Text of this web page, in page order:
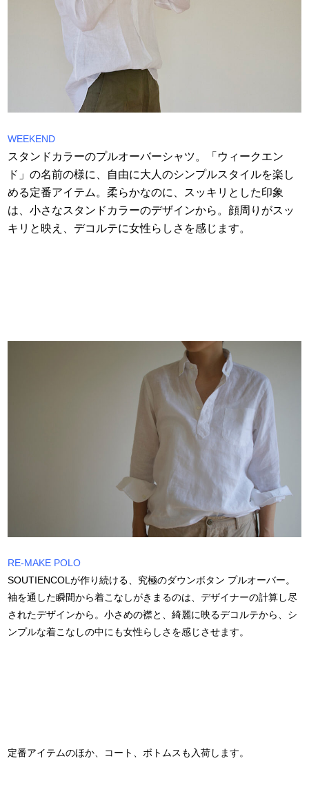
WEEKEND
スタンドカラーのプルオーバーシャツ。「ウィークエン
ド」の名前の様に、自由に大人のシンプルスタイルを楽し
める定番アイテム。柔らかなのに、スッキリとした印象
は、小さなスタンドカラーのデザインから。顔周りがスッ
キリと映え、デコルテに女性らしさを感じます。
RE-MAKE POLO
SOUTIENCOLが作り続ける、究極のダウンボタン プルオーバー。
袖を通した瞬間から着こなしがきまるのは、デザイナーの計算し尽
されたデザインから。小さめの襟と、綺麗に映るデコルテから、シ
ンプルな着こなしの中にも女性らしさを感じさせます。
定番アイテムのほか、コート、ボトムスも入荷します。